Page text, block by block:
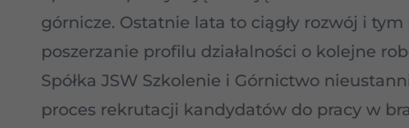
górnicze. Ostatnie lata to ciągły rozwój i
poszerzanie profilu działalności o kolejne
Spółka JSW Szkolenie i Górnictwo
proces rekrutacji kandydatów do pracy w